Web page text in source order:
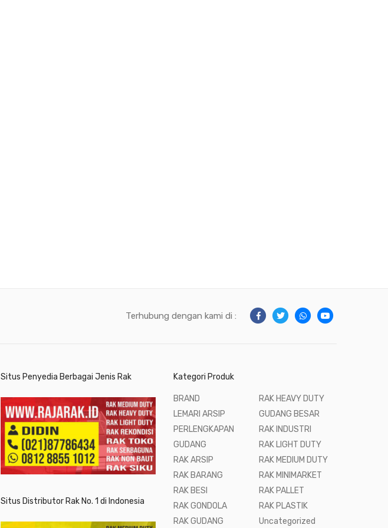
Terhubung dengan kami di :
Situs Penyedia Berbagai Jenis Rak
Situs Distributor Rak No. 1 di Indonesia
Kategori Produk
BRAND
LEMARI ARSIP
PERLENGKAPAN
GUDANG
RAK ARSIP
RAK BARANG
RAK BESI
RAK GONDOLA
RAK GUDANG
RAK HEAVY DUTY
GUDANG BESAR
RAK INDUSTRI
RAK LIGHT DUTY
RAK MEDIUM DUTY
RAK MINIMARKET
RAK PALLET
RAK PLASTIK
Uncategorized